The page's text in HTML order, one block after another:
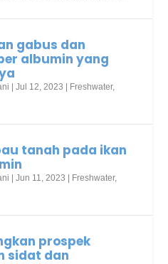
gabus dan
albumin yang
|Jul 12, 2023 Freshwater,
tanah pada ikan
|Jun 11, 2023 Freshwater,
prospek
sidat dan